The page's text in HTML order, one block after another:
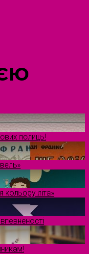
полиць!
кольору літа»